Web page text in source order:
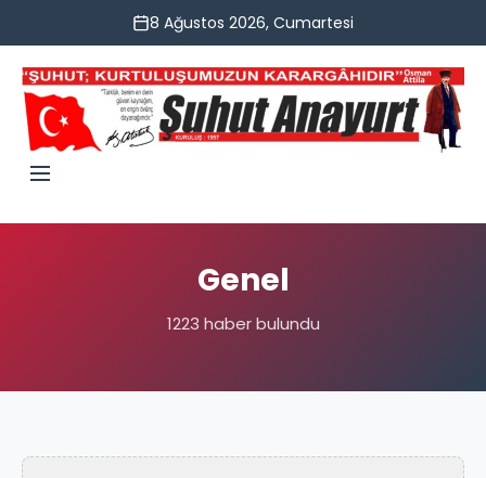
8 Ağustos 2026, Cumartesi
Genel
1223 haber bulundu